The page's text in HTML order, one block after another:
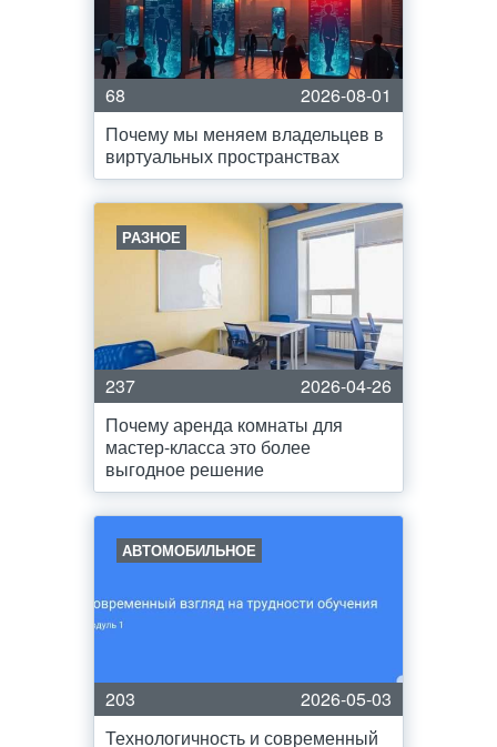
68
2026-08-01
Почему мы меняем владельцев в
виртуальных пространствах
РАЗНОЕ
237
2026-04-26
Почему аренда комнаты для
мастер-класса это более
выгодное решение
АВТОМОБИЛЬНОЕ
203
2026-05-03
Технологичность и современный